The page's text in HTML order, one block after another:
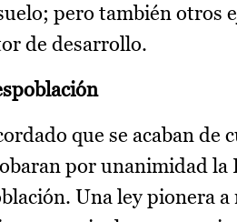
pero también otros
de desarrollo.
que se acaban de
por unanimidad la
Una ley pionera